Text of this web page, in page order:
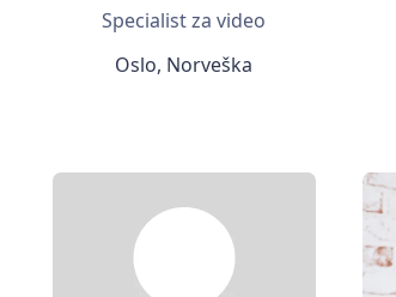
Specialist za video
Oslo, Norveška